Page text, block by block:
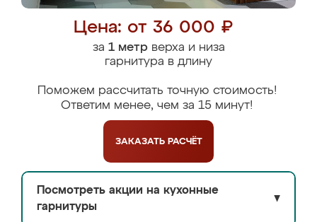
Цена: от 36 000 ₽
за 1 метрверха и низа
гарнитура в длину
Поможем рассчитать точную стоимость!
Ответим менее, чем за 15 минут!
ЗАКАЗАТЬ РАСЧЁТ
Посмотреть акции на кухонные
гарнитуры
▼